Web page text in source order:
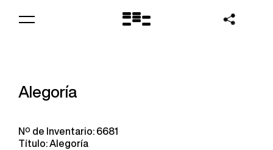
Logo
Alegoría
Nº de Inventario: 6681
Título: Alegoría